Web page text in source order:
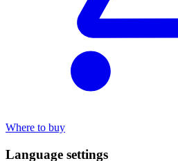
Where to buy
Language settings